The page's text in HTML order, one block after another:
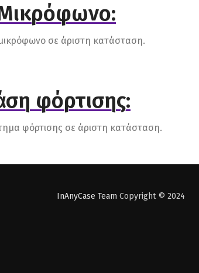
σε άριστη κατάσταση.
φόρτισης:
φόρτισης σε άριστη κατάσταση.
InAnyCase Team Copyright © 2024